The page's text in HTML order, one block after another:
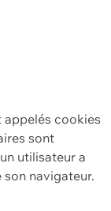
appelés cookies
sont
utilisateur a
navigateur.